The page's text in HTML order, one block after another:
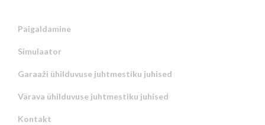
Paigaldamine
Simulaator
Garaaži ühilduvuse juhtmestiku juhised
Värava ühilduvuse juhtmestiku juhised
Kontakt